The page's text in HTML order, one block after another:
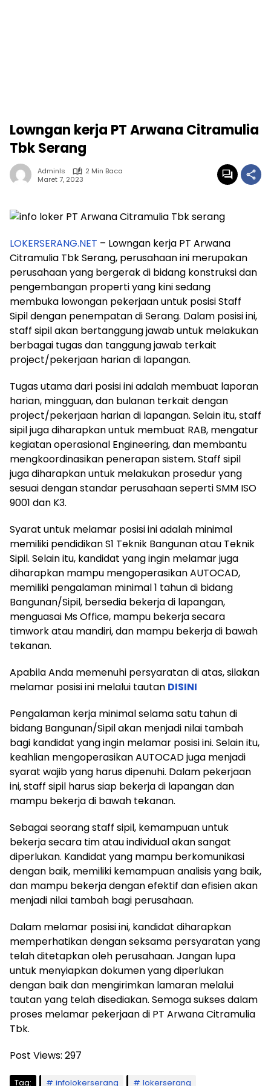
Lowngan kerja PT Arwana Citramulia
Tbk Serang
Adminls
2 Min Baca
Maret 7, 2023
LOKERSERANG.NET – Lowngan kerja PT Arwana
Citramulia Tbk Serang, perusahaan ini merupakan
perusahaan yang bergerak di bidang konstruksi dan
pengembangan properti yang kini sedang
membuka lowongan pekerjaan untuk posisi Staff
Sipil dengan penempatan di Serang. Dalam posisi ini,
staff sipil akan bertanggung jawab untuk melakukan
berbagai tugas dan tanggung jawab terkait
project/pekerjaan harian di lapangan.
Tugas utama dari posisi ini adalah membuat laporan
harian, mingguan, dan bulanan terkait dengan
project/pekerjaan harian di lapangan. Selain itu, staff
sipil juga diharapkan untuk membuat RAB, mengatur
kegiatan operasional Engineering, dan membantu
mengkoordinasikan penerapan sistem. Staff sipil
juga diharapkan untuk melakukan prosedur yang
sesuai dengan standar perusahaan seperti SMM ISO
9001 dan K3.
Syarat untuk melamar posisi ini adalah minimal
memiliki pendidikan S1 Teknik Bangunan atau Teknik
Sipil. Selain itu, kandidat yang ingin melamar juga
diharapkan mampu mengoperasikan AUTOCAD,
memiliki pengalaman minimal 1 tahun di bidang
Bangunan/Sipil, bersedia bekerja di lapangan,
menguasai Ms Office, mampu bekerja secara
timwork atau mandiri, dan mampu bekerja di bawah
tekanan.
Apabila Anda memenuhi persyaratan di atas, silakan
melamar posisi ini melalui tautan DISINI
Pengalaman kerja minimal selama satu tahun di
bidang Bangunan/Sipil akan menjadi nilai tambah
bagi kandidat yang ingin melamar posisi ini. Selain itu,
keahlian mengoperasikan AUTOCAD juga menjadi
syarat wajib yang harus dipenuhi. Dalam pekerjaan
ini, staff sipil harus siap bekerja di lapangan dan
mampu bekerja di bawah tekanan.
Sebagai seorang staff sipil, kemampuan untuk
bekerja secara tim atau individual akan sangat
diperlukan. Kandidat yang mampu berkomunikasi
dengan baik, memiliki kemampuan analisis yang baik,
dan mampu bekerja dengan efektif dan efisien akan
menjadi nilai tambah bagi perusahaan.
Dalam melamar posisi ini, kandidat diharapkan
memperhatikan dengan seksama persyaratan yang
telah ditetapkan oleh perusahaan. Jangan lupa
untuk menyiapkan dokumen yang diperlukan
dengan baik dan mengirimkan lamaran melalui
tautan yang telah disediakan. Semoga sukses dalam
proses melamar pekerjaan di PT Arwana Citramulia
Tbk.
Post Views: 297
Tag: infolokerserang lokerserang